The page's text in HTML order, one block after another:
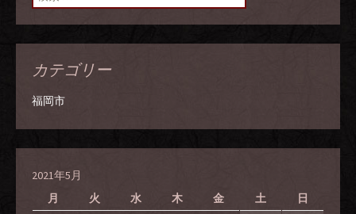
カテゴリー
福岡市
2021年5月
月
火 水 木 金 土 日